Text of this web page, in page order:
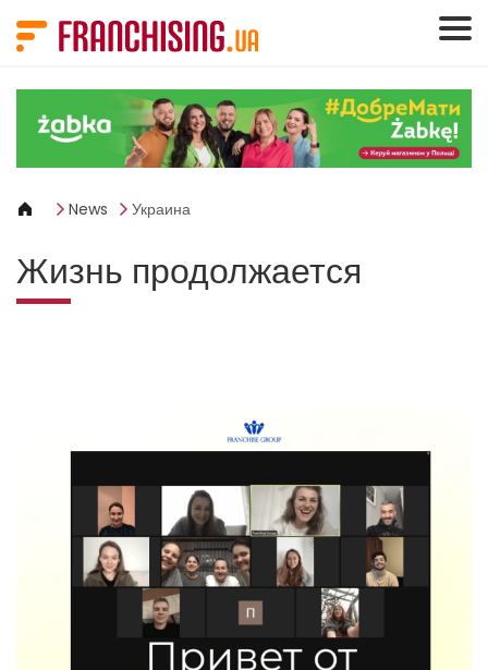
News Украина
Жизнь продолжается